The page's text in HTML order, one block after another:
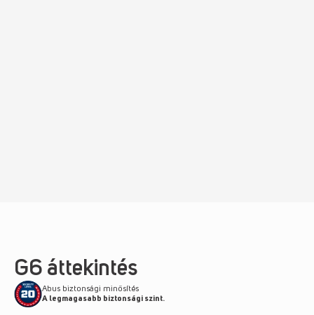
Abus biztonsági minősítés
A legmagasabb biztonsági szint.
G6 áttekintés